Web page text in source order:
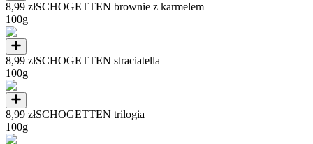
8,99 złSCHOGETTEN brownie z karmelem
100g
8,99 złSCHOGETTEN straciatella
100g
8,99 złSCHOGETTEN trilogia
100g